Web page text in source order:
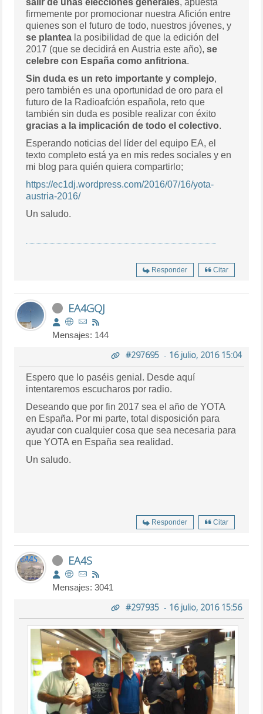
firmemente por promocionar nuestra Afición entre
quienes son el futuro de todo, nuestros jóvenes, y
se plantea la posibilidad de que la edición del
2017 (que se decidirá en Austria este año),se
celebre con España como anfitriona.
Sin duda es un reto importante y complejo,
pero también es una oportunidad de oro para el
futuro de la Radioafción española, reto que
también sin duda es posible realizar con éxito
gracias a la implicación de todo el colectivo.
Esperando noticias del líder del equipo EA, el
texto completo está ya en mis redes sociales y en
mi blog para quién quiera compartirlo;
https://ec1dj.wordpress.com/2016/07/16/yota-
austria-2016/
Un saludo.
Responder Citar
EA4GQJ
Mensajes: 144
#297695- 16 julio, 2016 15:04
Espero que lo paséis genial. Desde aquí
intentaremos escucharos por radio.
Deseando que por fin 2017 sea el año de YOTA
en España. Por mi parte, total disposición para
ayudar con cualquier cosa que sea necesaria para
que YOTA en España sea realidad.
Un saludo.
Responder Citar
EA4S
Mensajes: 3041
#297935- 16 julio, 2016 15:56